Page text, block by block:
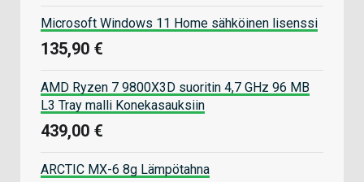
Microsoft Windows 11 Home sähköinen lisenssi
135,90 €
AMD Ryzen 7 9800X3D suoritin 4,7 GHz 96 MB
L3 Tray malli Konekasauksiin
439,00 €
ARCTIC MX-6 8g Lämpötahna